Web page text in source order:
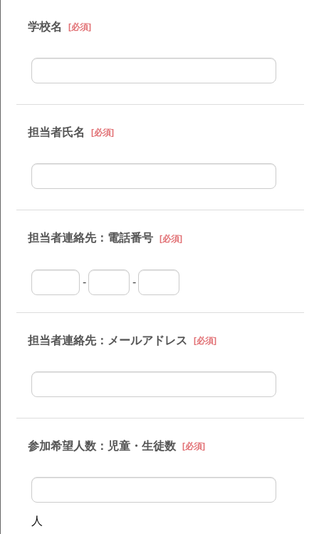
学校名 [必須]
担当者氏名 [必須]
担当者連絡先：電話番号 [必須]
- -
担当者連絡先：メールアドレス [必須]
参加希望人数：児童・生徒数 [必須]
人